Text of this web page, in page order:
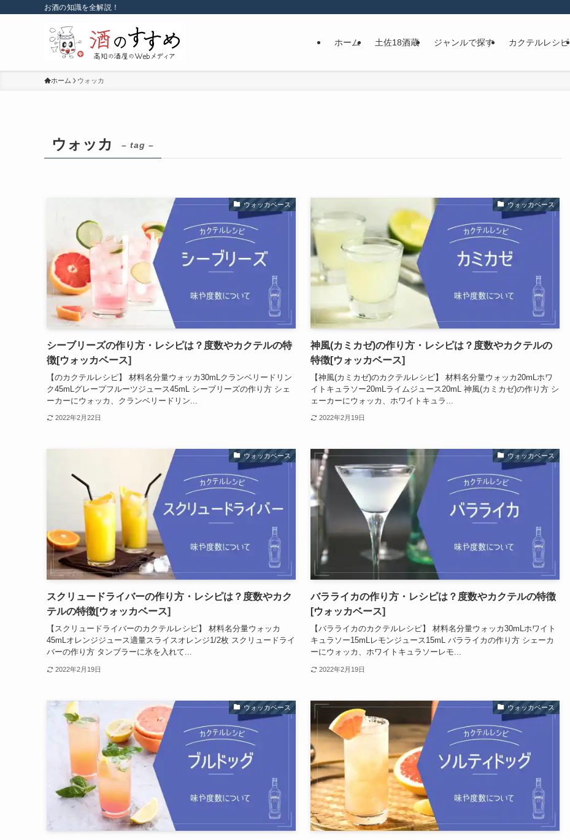
お酒の知識を全解説！
ホーム 土佐18酒蔵 ジャンルで探す カクテルレシピ
ホーム ウォッカ
ウォッカ – tag –
ウォッカベース
シーブリーズの作り方・レシピは？度数やカクテルの特
徴[ウォッカベース]
【のカクテルレシピ】 材料名分量ウォッカ30mLクランベリードリン
ク45mLグレープフルーツジュース45mL シーブリーズの作り方 シェ
ーカーにウォッカ、クランベリードリン...
2022年2月22日
ウォッカベース
神風(カミカゼ)の作り方・レシピは？度数やカクテルの
特徴[ウォッカベース]
【神風(カミカゼ)のカクテルレシピ】 材料名分量ウォッカ20mLホワ
イトキュラソー20mLライムジュース20mL 神風(カミカゼ)の作り方 シ
ェーカーにウォッカ、ホワイトキュラ...
2022年2月19日
ウォッカベース
スクリュードライバーの作り方・レシピは？度数やカク
テルの特徴[ウォッカベース]
【スクリュードライバーのカクテルレシピ】 材料名分量ウォッカ
45mLオレンジジュース適量スライスオレンジ1/2枚 スクリュードライ
バーの作り方 タンブラーに氷を入れて...
2022年2月19日
ウォッカベース
バラライカの作り方・レシピは？度数やカクテルの特徴
[ウォッカベース]
【バラライカのカクテルレシピ】 材料名分量ウォッカ30mLホワイト
キュラソー15mLレモンジュース15mL バラライカの作り方 シェーカ
ーにウォッカ、ホワイトキュラソーレモ...
2022年2月19日
ウォッカベース ウォッカベース